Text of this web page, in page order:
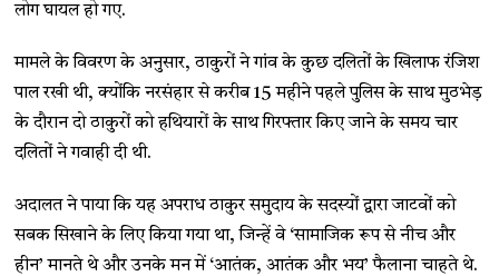
लोग घायल हो गए.
मामले के विवरण के अनुसार, ठाकुरों ने गांव के कुछ दलितों के खिलाफ रंजिश
पाल रखी थी, क्योंकि नरसंहार से करीब 15 महीने पहले पुलिस के साथ मुठभेड़
के दौरान दो ठाकुरों को हथियारों के साथ गिरफ्तार किए जाने के समय चार
दलितों ने गवाही दी थी.
अदालत ने पाया कि यह अपराध ठाकुर समुदाय के सदस्यों द्वारा जाटवों को
सबक सिखाने के लिए किया गया था, जिन्हें वे ‘सामाजिक रूप से नीच और
हीन’ मानते थे और उनके मन में ‘आतंक, आतंक और भय’ फैलाना चाहते थे.